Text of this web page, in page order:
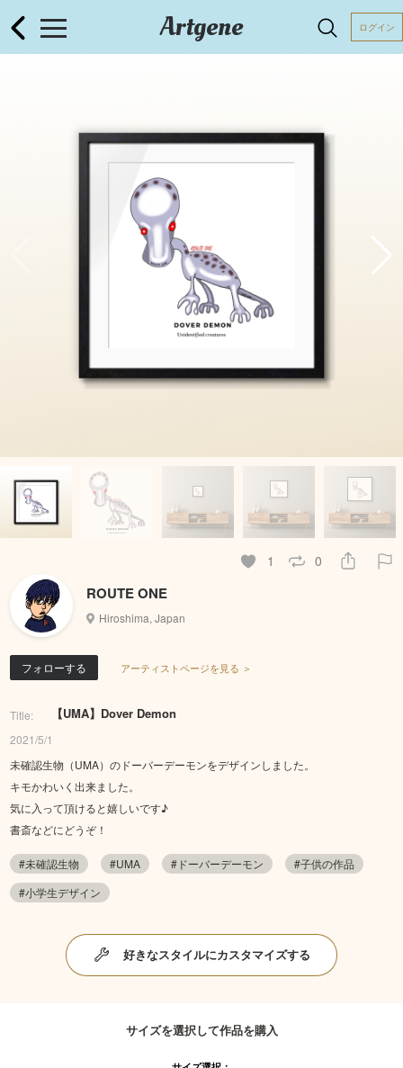
Artgene ログイン
1 0
ROUTE ONE
Hiroshima, Japan
フォローする アーティストページを見る ＞
Title: 【UMA】Dover Demon
2021/5/1
未確認生物（UMA）のドーバーデーモンをデザインしました。
キモかわいく出来ました。
気に入って頂けると嬉しいです♪
書斎などにどうぞ！
#未確認生物 #UMA #ドーバーデーモン
#子供の作品
#小学生デザイン
好きなスタイルにカスタマイズする
サイズを選択して作品を購入